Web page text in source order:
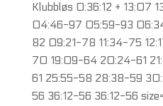
Klubbløs 0:36:12 + 13:07
04:46-97 05:59-93
82 09:21-78 11:34-75
70 19:09-64 20:24-61
61 25:55-58 28:38-59
56 36:12-56 36:12-56